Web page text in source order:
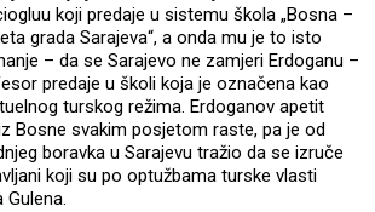
koji predaje u sistemu škola „Bosna –
grada Sarajeva“, a onda mu je to isto
– da se Sarajevo ne zamjeri Erdoganu –
predaje u školi koja je označena kao
turskog režima. Erdoganov apetit
Bosne svakim posjetom raste, pa je od
boravka u Sarajevu tražio da se izruče
koji su po optužbama turske vlasti
Gulena.